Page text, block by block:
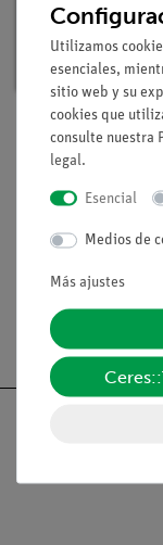
Nº de artículo:
Plazo de entrega:
Volumen de
Medios /
Utilizamos
esenciales,
sitio web y su
cookies que
consulte nuestra
legal.
Esencial
Medios de
Más ajustes